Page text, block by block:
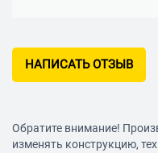
НАПИСАТЬ ОТЗЫВ
Обратите внимание!
изменять конструкцию,